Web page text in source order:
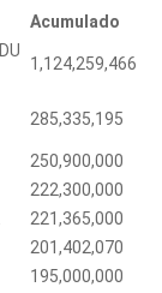
Acumulado
1,124,259,466
285,335,195
250,900,000
222,300,000
221,365,000
201,402,070
195,000,000